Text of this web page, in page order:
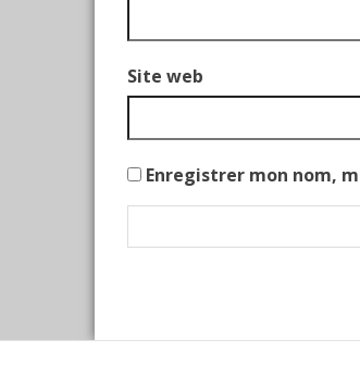
Site web
Enregistrer mon nom,